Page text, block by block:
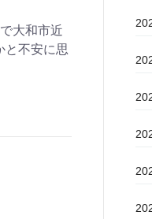
大和市近
と不安に思